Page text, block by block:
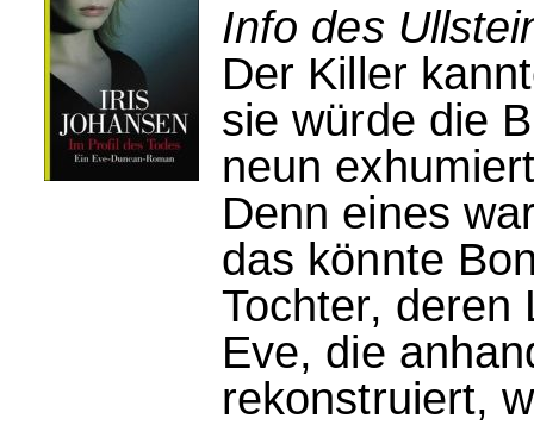
Info des
Der Killer
sie würde die
neun
Denn eines
das könnte
Tochter, deren
Eve, die
rekonstruiert,